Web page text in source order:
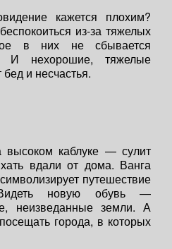
кажется плохим?
из-за тяжелых
в них не сбывается
И нехорошие, тяжелые
и несчастья.
высоком каблуке — сулит
вдали от дома. Ванга
путешествие
новую обувь —
неизведанные земли. А
города, в которых